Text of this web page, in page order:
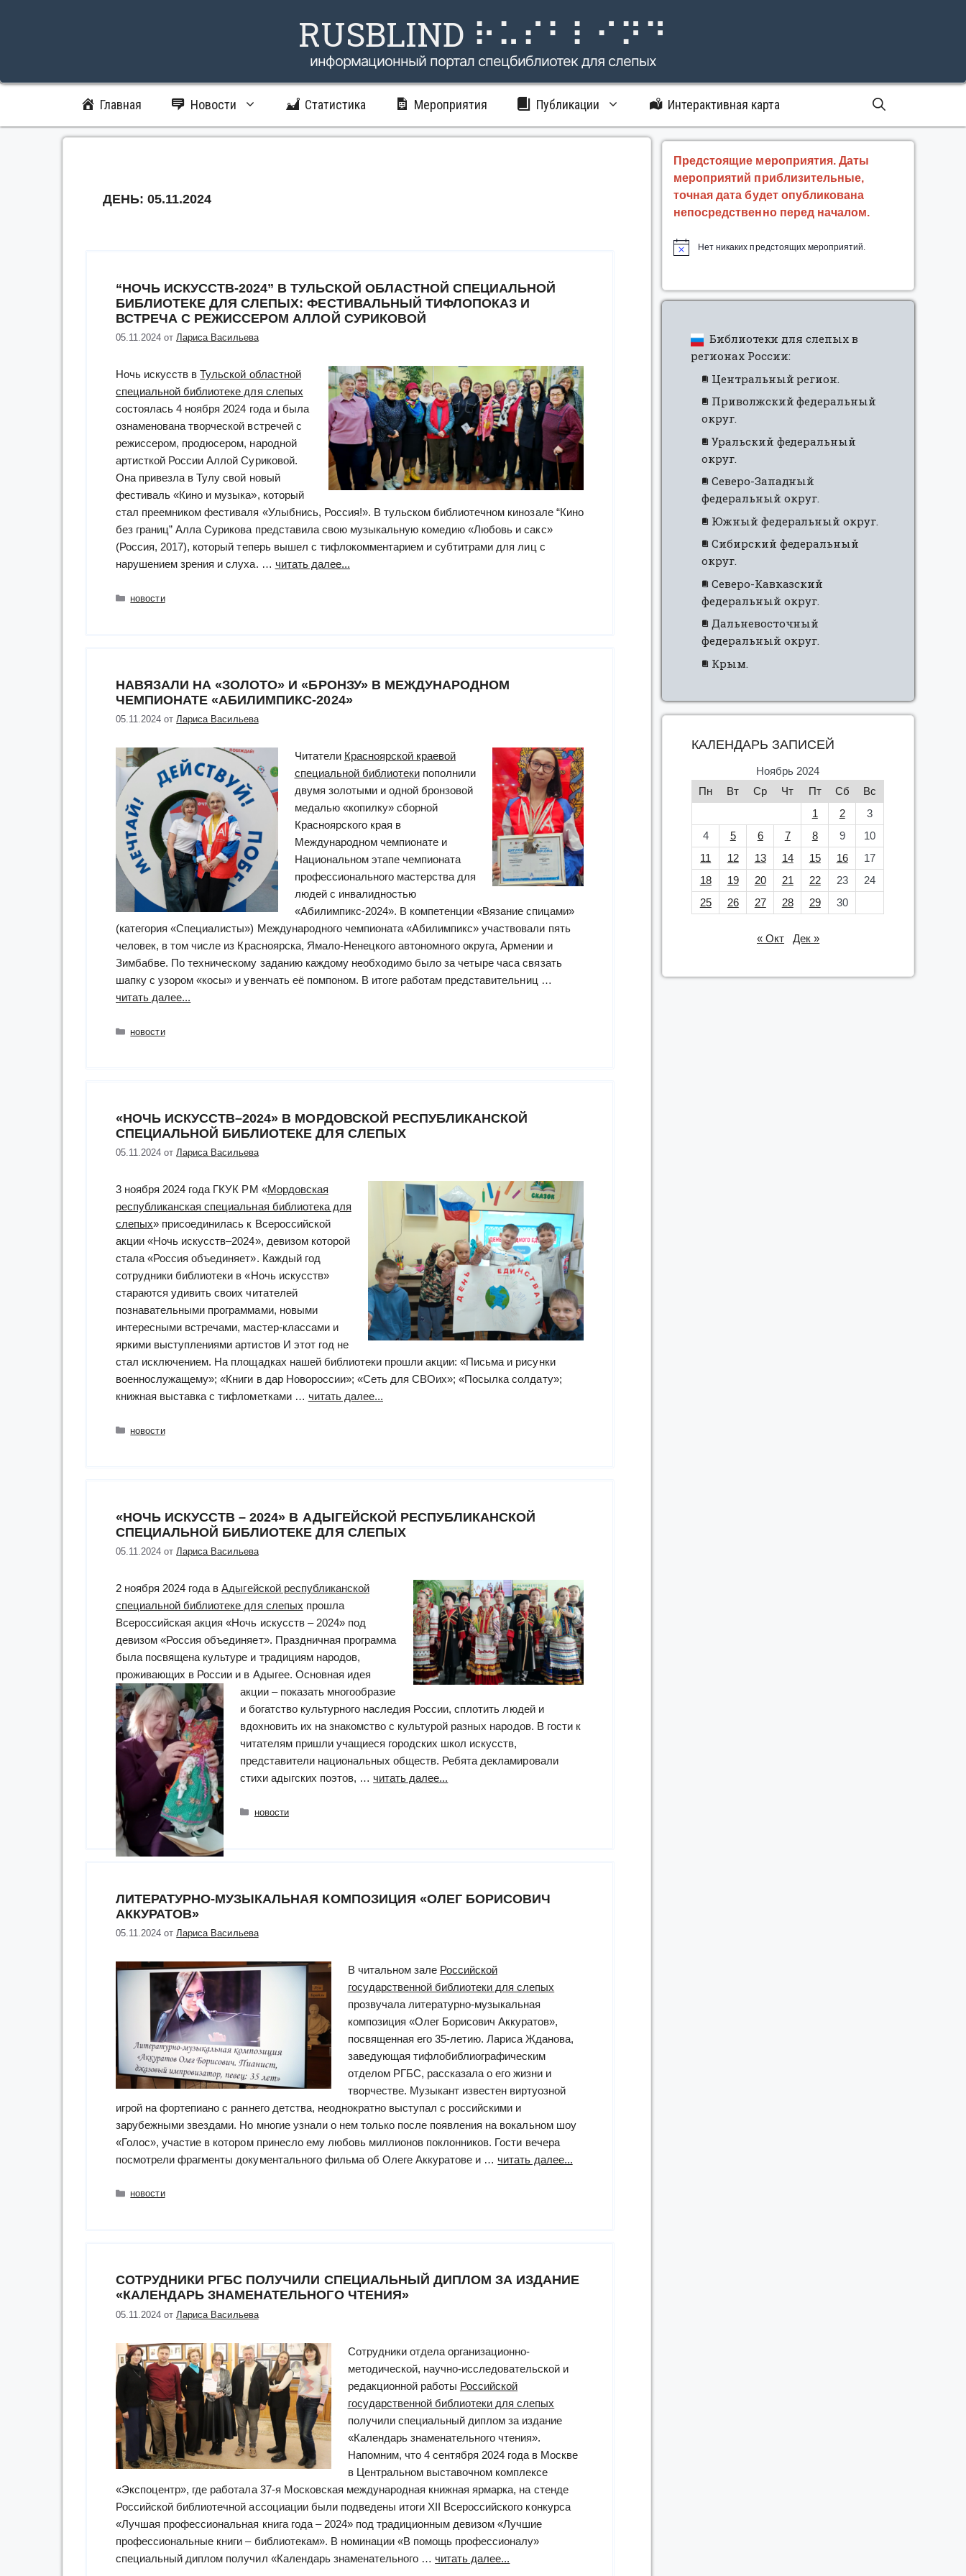
RUSBLIND ⠗⠥⠎⠃⠇⠊⠝⠙
информационный портал спецбиблиотек для слепых
Главная Новости Статистика Мероприятия Публикации Интерактивная карта
ДЕНЬ: 05.11.2024
“НОЧЬ ИСКУССТВ-2024” В ТУЛЬСКОЙ ОБЛАСТНОЙ СПЕЦИАЛЬНОЙ
БИБЛИОТЕКЕ ДЛЯ СЛЕПЫХ: ФЕСТИВАЛЬНЫЙ ТИФЛОПОКАЗ И
ВСТРЕЧА С РЕЖИССЕРОМ АЛЛОЙ СУРИКОВОЙ
05.11.2024 отЛариса Васильева
Ночь искусств вТульской областной
специальной библиотеке для слепых
состоялась 4 ноября 2024 года и была
ознаменована творческой встречей с
режиссером, продюсером, народной
артисткой России Аллой Суриковой.
Она привезла в Тулу свой новый
фестиваль «Кино и музыка», который
стал преемником фестиваля «Улыбнись, Россия!». В тульском библиотечном кинозале “Кино
без границ” Алла Сурикова представила свою музыкальную комедию «Любовь и сакс»
(Россия, 2017), который теперь вышел с тифлокомментарием и субтитрами для лиц с
нарушением зрения и слуха. … читать далее...
для
слепых:
и
встреча
с
режиссером
Аллой
Суриковой”
Рубрики
новости
НАВЯЗАЛИ НА «ЗОЛОТО» И «БРОНЗУ» В МЕЖДУНАРОДНОМ
ЧЕМПИОНАТЕ «АБИЛИМПИКС-2024»
05.11.2024 отЛариса Васильева
Читатели Красноярской краевой
специальной библиотекипополнили
двумя золотыми и одной бронзовой
медалью «копилку» сборной
Красноярского края в
Международном чемпионате и
Национальном этапе чемпионата
профессионального мастерства для
людей с инвалидностью
«Абилимпикс-2024». В компетенции «Вязание спицами»
(категория «Специалисты») Международного чемпионата «Абилимпикс» участвовали пять
человек, в том числе из Красноярска, Ямало-Ненецкого автономного округа, Армении и
Зимбабве. По техническому заданию каждому необходимо было за четыре часа связать
шапку с узором «косы» и увенчать её помпоном. В итоге работам представительниц …
читать далее...
чемпионате
«Абилимпикс-2024»”
Рубрики
новости
«НОЧЬ ИСКУССТВ–2024» В МОРДОВСКОЙ РЕСПУБЛИКАНСКОЙ
СПЕЦИАЛЬНОЙ БИБЛИОТЕКЕ ДЛЯ СЛЕПЫХ
05.11.2024 отЛариса Васильева
3 ноября 2024 года ГКУК РМ «Мордовская
республиканская специальная библиотека для
слепых» присоединилась к Всероссийской
акции «Ночь искусств–2024», девизом которой
стала «Россия объединяет». Каждый год
сотрудники библиотеки в «Ночь искусств»
стараются удивить своих читателей
познавательными программами, новыми
интересными встречами, мастер-классами и
яркими выступлениями артистов И этот год не
стал исключением. На площадках нашей библиотеки прошли акции: «Письма и рисунки
военнослужащему»; «Книги в дар Новороссии»; «Сеть для СВОих»; «Посылка солдату»;
книжная выставка с тифлометками … читать далее...
библиотеке
для
Рубрики
новости
«НОЧЬ ИСКУССТВ – 2024» В АДЫГЕЙСКОЙ РЕСПУБЛИКАНСКОЙ
СПЕЦИАЛЬНОЙ БИБЛИОТЕКЕ ДЛЯ СЛЕПЫХ
05.11.2024 отЛариса Васильева
2 ноября 2024 года вАдыгейской республиканской
специальной библиотеке для слепых прошла
Всероссийская акция «Ночь искусств – 2024» под
девизом «Россия объединяет». Праздничная программа
была посвящена культуре и традициям народов,
проживающих в России и в Адыгее. Основная идея
акции – показать многообразие
и богатство культурного наследия России, сплотить людей и
вдохновить их на знакомство с культурой разных народов. В гости к
читателям пришли учащиеся городских школ искусств,
представители национальных обществ. Ребята декламировали
стихи адыгских поэтов, …читать далее...
специальной
Рубрики
новости
ЛИТЕРАТУРНО-МУЗЫКАЛЬНАЯ КОМПОЗИЦИЯ «ОЛЕГ БОРИСОВИЧ
АККУРАТОВ»
05.11.2024 от Лариса Васильева
В читальном зале Российской
государственной библиотеки для слепых
прозвучала литературно-музыкальная
композиция «Олег Борисович Аккуратов»,
посвященная его 35-летию. Лариса Жданова,
заведующая тифлобиблиографическим
отделом РГБС, рассказала о его жизни и
творчестве. Музыкант известен виртуозной
игрой на фортепиано с раннего детства, неоднократно выступал с российскими и
зарубежными звездами. Но многие узнали о нем только после появления на вокальном шоу
«Голос», участие в котором принесло ему любовь миллионов поклонников. Гости вечера
посмотрели фрагменты документального фильма об Олеге Аккуратове и …читать далее...
Рубрики
новости
СОТРУДНИКИ РГБС ПОЛУЧИЛИ СПЕЦИАЛЬНЫЙ ДИПЛОМ ЗА ИЗДАНИЕ
«КАЛЕНДАРЬ ЗНАМЕНАТЕЛЬНОГО ЧТЕНИЯ»
05.11.2024 от Лариса Васильева
Сотрудники отдела организационно-
методической, научно-исследовательской и
редакционной работы Российской
государственной библиотеки для слепых
получили специальный диплом за издание
«Календарь знаменательного чтения».
Напомним, что 4 сентября 2024 года в Москве
в Центральном выставочном комплексе
«Экспоцентр», где работала 37-я Московская международная книжная ярмарка, на стенде
Российской библиотечной ассоциации были подведены итоги XII Всероссийского конкурса
«Лучшая профессиональная книга года – 2024» под традиционным девизом «Лучшие
профессиональные книги – библиотекам». В номинации «В помощь профессионалу»
специальный диплом получил «Календарь знаменательного …читать далее...
Предстоящие мероприятия. Даты
мероприятий приблизительные,
точная дата будет опубликована
непосредственно перед началом.
Нет никаких предстоящих мероприятий.
Библиотеки для слепых в
регионах России:
Центральный регион.
Приволжский федеральный
округ.
Уральский федеральный
округ.
Северо-Западный
федеральный округ.
Южный федеральный округ.
Сибирский федеральный
округ.
Северо-Кавказский
федеральный округ.
Дальневосточный
федеральный округ.
Крым.
КАЛЕНДАРЬ ЗАПИСЕЙ
Ноябрь 2024
Пн
Вт Ср Чт Пт Сб
Вс
1
2
3
4
5 6 7 8 9
10
11
12 13 14 15 16
17
18
19 20 21 22 23
24
25
26 27 28 29 30
« Окт Дек »